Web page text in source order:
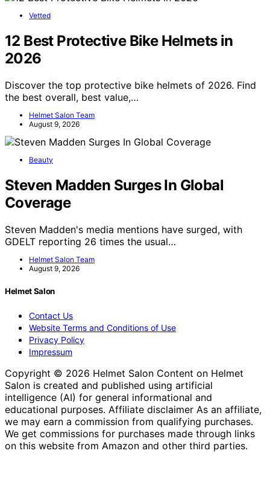
Vetted
12 Best Protective Bike Helmets in
2026
Discover the top protective bike helmets of 2026. Find
the best overall, best value,…
Helmet Salon Team
August 9, 2026
Beauty
Steven Madden Surges In Global
Coverage
Steven Madden's media mentions have surged, with
GDELT reporting 26 times the usual…
Helmet Salon Team
August 9, 2026
Helmet Salon
Contact Us
Website Terms and Conditions of Use
Privacy Policy
Impressum
Copyright © 2026 Helmet Salon Content on Helmet
Salon is created and published using artificial
intelligence (AI) for general informational and
educational purposes. Affiliate disclaimer As an affiliate,
we may earn a commission from qualifying purchases.
We get commissions for purchases made through links
on this website from Amazon and other third parties.